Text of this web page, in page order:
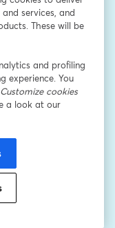
TMT
do FAS
meirelles-
Especial do
jos%C3%A9-
services, and
These will be
and profiling
experience. You
Customize cookies
a look at our